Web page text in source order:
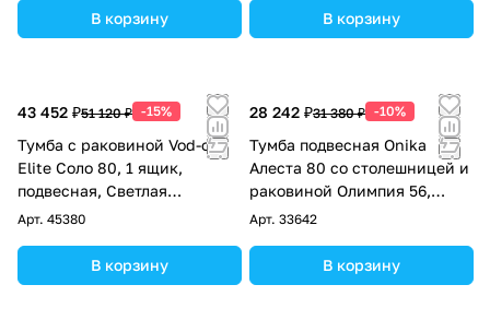
В корзину В корзину
43 452 ₽51 120 ₽ -15%
Тумба с раковиной Vod-ok
Elite Соло 80, 1 ящик,
подвесная, Светлая
слоновая кость RAL 1015
Арт. 45380
В корзину
28 242 ₽31 380 ₽ -10%
Тумба подвесная Onika
Алеста 80 со столешницей и
раковиной Олимпия 56,
белая
Арт. 33642
В корзину